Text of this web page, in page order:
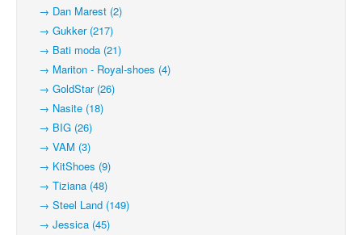
→ Dan Marest (2)
→ Gukker (217)
→ Bati moda (21)
→ Mariton - Royal-shoes (4)
→ GoldStar (26)
→ Nasite (18)
→ BIG (26)
→ VAM (3)
→ KitShoes (9)
→ Tiziana (48)
→ Steel Land (149)
→ Jessica (45)